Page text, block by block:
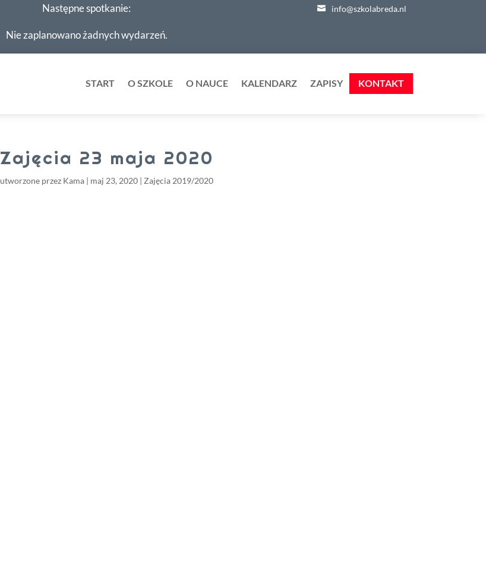
Następne spotkanie:
Nie zaplanowano żadnych wydarzeń.
info@szkolabreda.nl
START O SZKOLE O NAUCE KALENDARZ ZAPISY KONTAKT
Zajęcia 23 maja 2020
utworzone przez Kama| maj 23, 2020| Zajęcia 2019/2020